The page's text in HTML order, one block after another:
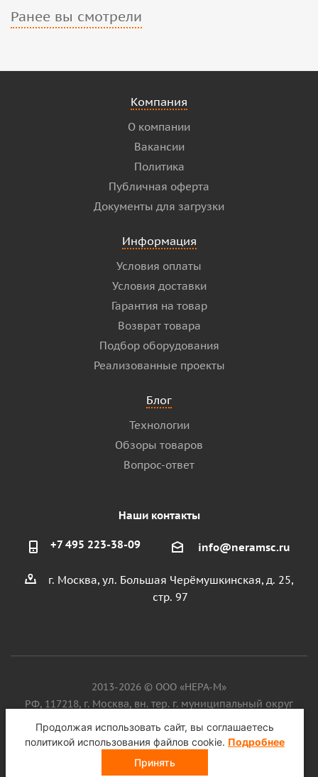
Ранее вы смотрели
Компания
О компании
Вакансии
Политика
Публичная оферта
Документы для загрузки
Информация
Условия оплаты
Условия доставки
Гарантия на товар
Возврат товара
Подбор оборудования
Реализованные проекты
Блог
Технологии
Обзоры товаров
Вопрос-ответ
Наши контакты
+7 495 223-38-09 info@neramsc.ru
г. Москва, ул. Большая Черёмушкинская, д. 25,
стр. 97
2013-2026 © ООО «НЕРА-М»
РФ, 117218, г. Москва, вн. тер. г. муниципальный округ
Котловка, ул. Большая Черёмушкинская, д. 25, стр. 97, ИНН
9718086924, ОГРН 1187746099750
Продолжая использовать сайт, вы соглашаетесь
политикой использования файлов cookie. Подробнее
Принять